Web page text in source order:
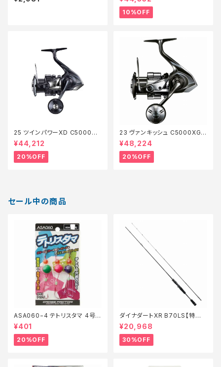
10%OFF
25 ツインパワーXD C5000XG
【特価リール】【20】
¥44,212
20%OFF
23 ヴァンキッシュ C5000XG
【特価リール】【20】
¥48,224
20%OFF
セール中の商品
ASA060−4 テトリスタマ 4号
【特価仕掛】【20】
¥401
20%OFF
ダイナダートXR B70LS【特価
ロッド】【30】
¥20,968
30%OFF